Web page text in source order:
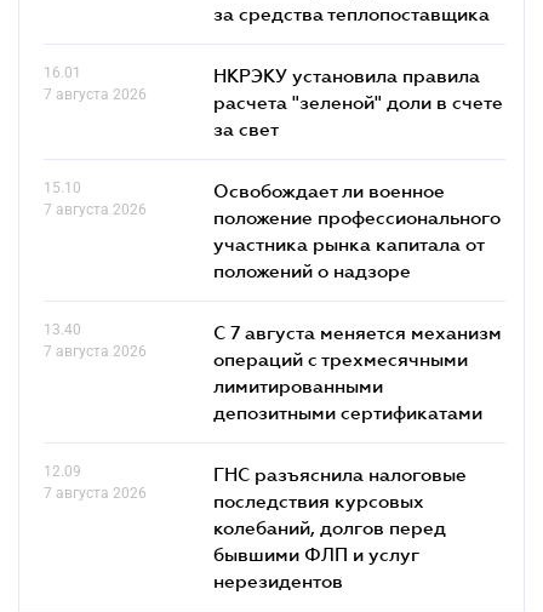
за средства теплопоставщика
16.01
7 августа 2026
НКРЭКУ установила правила
расчета "зеленой" доли в счете
за свет
15.10
7 августа 2026
Освобождает ли военное
положение профессионального
участника рынка капитала от
положений о надзоре
13.40
7 августа 2026
С 7 августа меняется механизм
операций с трехмесячными
лимитированными
депозитными сертификатами
12.09
7 августа 2026
ГНС разъяснила налоговые
последствия курсовых
колебаний, долгов перед
бывшими ФЛП и услуг
нерезидентов